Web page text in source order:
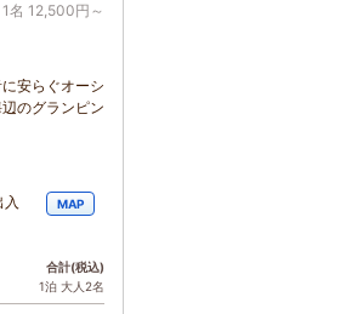
1名 12,500円～
安らぐオーシ
のグランピン
MAP
合計(税込)
1泊 大人2名